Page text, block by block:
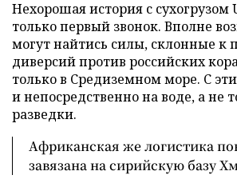
Нехорошая история с сухогрузом
только первый звонок. Вполне
могут найтись силы, склонные к
диверсий против российских
только в Средиземном море. С
и непосредственно на воде, а не
разведки.
Африканская же логистика
завязана на сирийскую базу